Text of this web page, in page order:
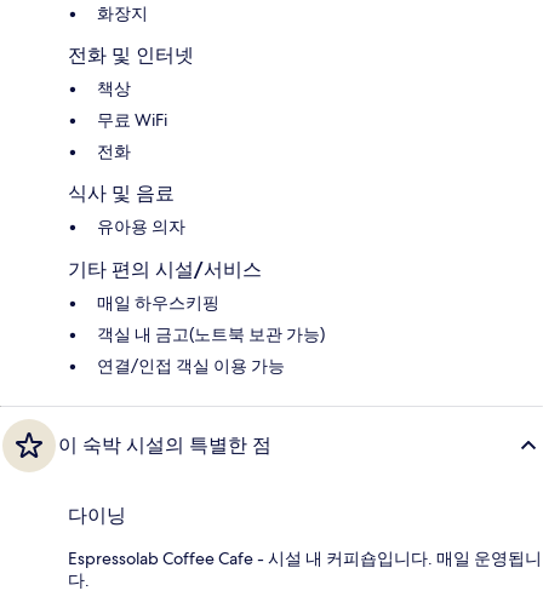
화장지
전화 및 인터넷
책상
무료 WiFi
전화
식사 및 음료
유아용 의자
기타 편의 시설/서비스
매일 하우스키핑
객실 내 금고(노트북 보관 가능)
연결/인접 객실 이용 가능
이 숙박 시설의 특별한 점
다이닝
Espressolab Coffee Cafe - 시설 내 커피숍입니다. 매일 운영됩니
다.